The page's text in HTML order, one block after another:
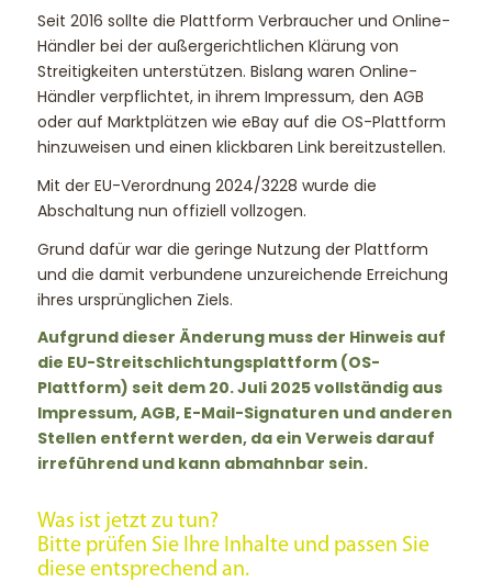
Seit 2016 sollte die Plattform Verbraucher und Online-
Händler bei der außergerichtlichen Klärung von
Streitigkeiten unterstützen. Bislang waren Online-
Händler verpflichtet, in ihrem Impressum, den AGB
oder auf Marktplätzen wie eBay auf die OS-Plattform
hinzuweisen und einen klickbaren Link bereitzustellen.
Mit der EU-Verordnung 2024/3228 wurde die
Abschaltung nun offiziell vollzogen.
Grund dafür war die geringe Nutzung der Plattform
und die damit verbundene unzureichende Erreichung
ihres ursprünglichen Ziels.
Aufgrund dieser Änderung muss der Hinweis auf
die EU-Streitschlichtungsplattform (OS-
Plattform) seit dem 20. Juli 2025 vollständig aus
Impressum, AGB, E-Mail-Signaturen und anderen
Stellen entfernt werden, da ein Verweis darauf
irreführend und kann abmahnbar sein.
Was ist jetzt zu tun?
Bitte prüfen Sie Ihre Inhalte und passen Sie
diese entsprechend an.